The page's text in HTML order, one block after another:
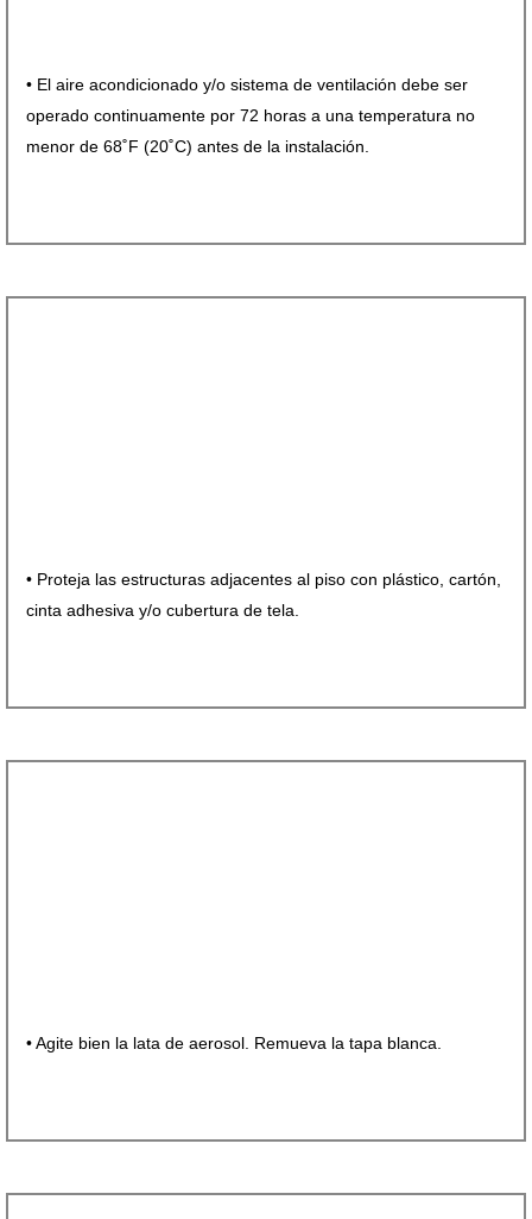
• El aire acondicionado y/o sistema de ventilación debe ser
operado continuamente por 72 horas a una temperatura no
menor de 68˚F (20˚C) antes de la instalación.
• Proteja las estructuras adjacentes al piso con plástico, cartón,
cinta adhesiva y/o cubertura de tela.
• Agite bien la lata de aerosol. Remueva la tapa blanca.